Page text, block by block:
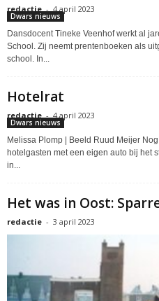
redactie - 4 april 2023
Dwars nieuws
Dansdocent Tineke Veenhof werkt al
School. Zij neemt prentenboeken als
school. In...
Hotelrat
redactie - 4 april 2023
Dwars nieuws
Melissa Plomp | Beeld Ruud Meijer
hotelgasten met een eigen auto bij het
in...
Het was in Oost:
redactie - 3 april 2023